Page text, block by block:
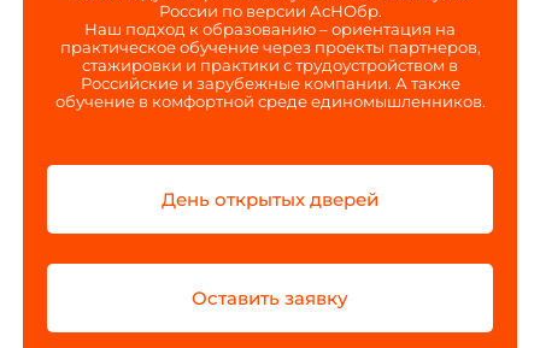
России по версии АсНОбр.
Наш подход к образованию – ориентация на
практическое обучение через проекты партнеров,
стажировки и практики с трудоустройством в
Российские и зарубежные компании. А также
обучение в комфортной среде единомышленников.
День открытых дверей
Оставить заявку